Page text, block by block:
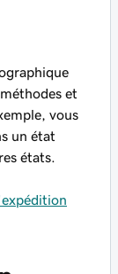
et
vous
un état
états.